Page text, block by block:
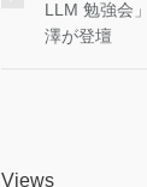
LLM 勉強会
澤が登壇
Views